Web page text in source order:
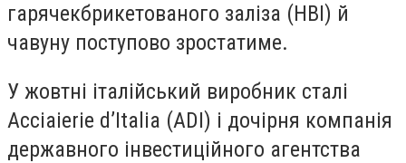
гарячекбрикетованого заліза (HBI) й
чавуну поступово зростатиме.
У жовтні італійський виробник сталі
Acciaierie d’Italia (ADI) і дочірня компанія
державного інвестиційного агентства